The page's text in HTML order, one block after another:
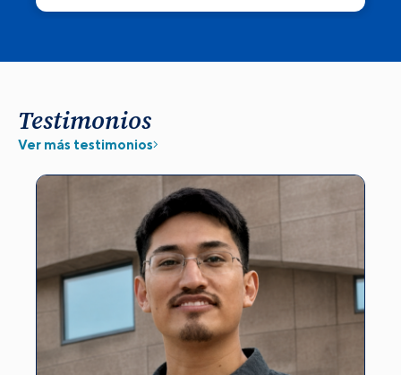
Testimonios
Ver más testimonios